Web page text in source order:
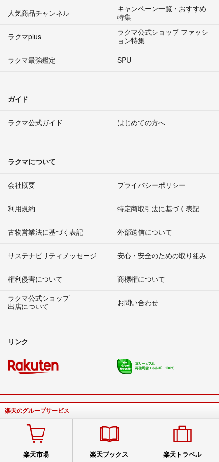
人気商品チャンネル
キャンペーン一覧・おすすめ
特集
ラクマplus
ラクマ公式ショップ ファッシ
ョン特集
ラクマ最強鑑定
SPU
ガイド
ラクマ公式ガイド はじめての方へ
ラクマについて
会社概要 プライバシーポリシー
利用規約 特定商取引法に基づく表記
古物営業法に基づく表記 外部送信について
サステナビリティメッセージ 安心・安全のための取り組み
権利侵害について
商標権について
ラクマ公式ショップ
出店について
お問い合わせ
リンク
楽天のグループサービス
楽天市場 楽天ブックス 楽天トラベル